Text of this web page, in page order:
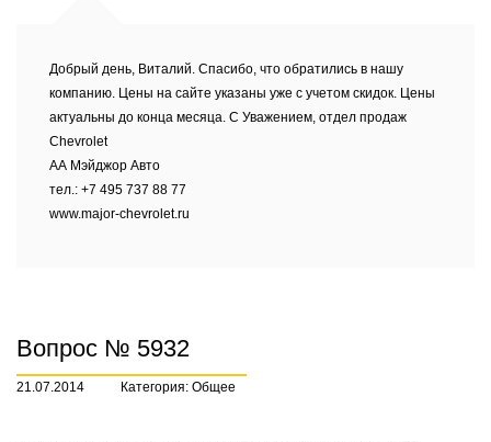
Добрый день, Виталий. Спасибо, что обратились в нашу
компанию. Цены на сайте указаны уже с учетом скидок. Цены
актуальны до конца месяца. С Уважением, отдел продаж
Chevrolet
АА Мэйджор Авто
тел.: +7 495 737 88 77
www.major-chevrolet.ru
Вопрос № 5932
21.07.2014 Категория: Общее